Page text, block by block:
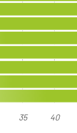
35 40